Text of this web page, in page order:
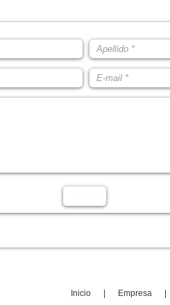
Inicio Empresa